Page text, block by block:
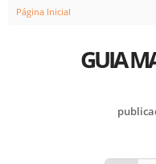
Página Inicial
GUIA